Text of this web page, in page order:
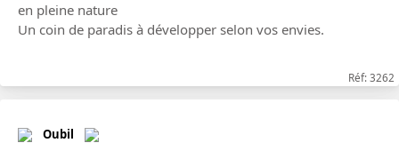
en pleine nature
Un coin de paradis à développer selon vos envies.
Réf: 3262
Oubil